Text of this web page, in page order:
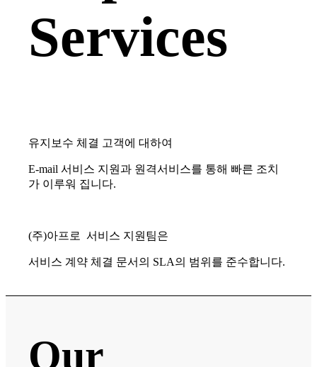
Services
유지보수 체결 고객에 대하여
E-mail 서비스 지원과 원격서비스를 통해 빠른 조치
가 이루워 집니다.
(주)아프로 서비스 지원팀은
서비스 계약 체결 문서의 SLA의 범위를 준수합니다.
Our